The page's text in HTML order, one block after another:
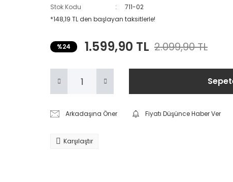
Stok Kodu
711-02
*148,19 TL den başlayan taksitlerle!
%24 1.599,90 TL 2.099,90 TL
Arkadaşına Öner Fiyatı Düşünce Haber Ver
Karşılaştır